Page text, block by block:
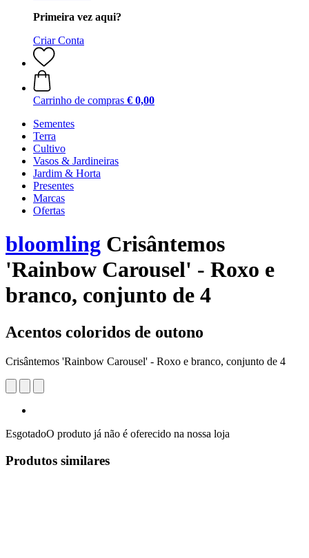
Primeira vez aqui?
Criar Conta
Carrinho de compras € 0,00
Sementes
Terra
Cultivo
Vasos & Jardineiras
Jardim & Horta
Presentes
Marcas
Ofertas
bloomling Crisântemos
'Rainbow Carousel' - Roxo e
branco, conjunto de 4
Acentos coloridos de outono
Crisântemos 'Rainbow Carousel' - Roxo e branco, conjunto de 4
EsgotadoO produto já não é oferecido na nossa loja
Produtos similares